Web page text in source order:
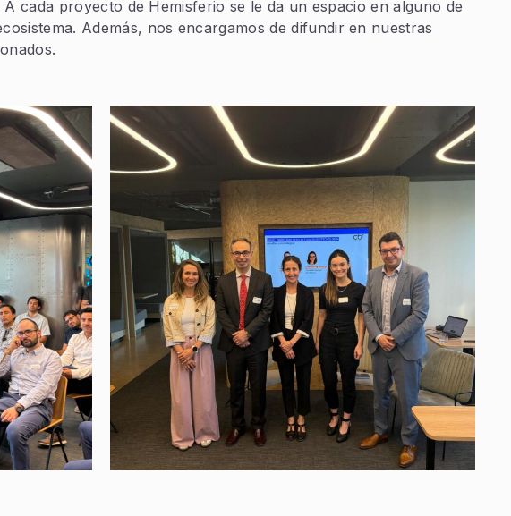
cada proyecto de Hemisferio se le da un espacio en alguno de
Además, nos encargamos de difundir en nuestras